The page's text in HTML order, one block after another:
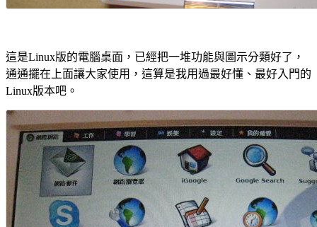
這是Linux版的電腦桌面，已經把一堆功能與圖示分類好了，
通通擺在上面讓大家使用，這算是我用過最好懂、最好入門的
Linux版本吧。